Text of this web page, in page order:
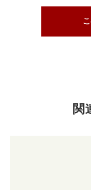
の紛失、破壊、
必要かつ適切な
ることはありませ
所、検察庁、警
またはこれらに
個人情報の開示
関